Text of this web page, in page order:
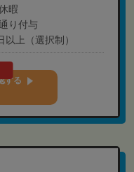
暇
り付与
以上（選択制）
する